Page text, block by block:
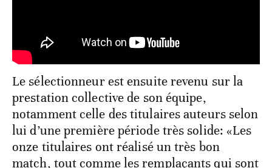
Le sélectionneur est ensuite revenu sur la
prestation collective de son équipe,
notamment celle des titulaires auteurs selon
lui d’une première période très solide: «Les
onze titulaires ont réalisé un très bon
match, tout comme les remplaçants qui sont